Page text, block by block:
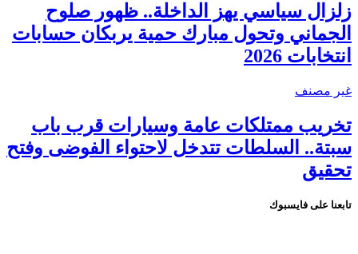
زلزال سياسي يهز الداخلة.. ظهور صلوح
الجماني وتحول مبارك حمية يربكان حسابات
انتخابات 2026
غير مصنف
تخريب ممتلكات عامة وسيارات قرب باب
سبتة.. السلطات تتدخل لاحتواء الفوضى وفتح
تحقيق
تابعنا على فايسبوك